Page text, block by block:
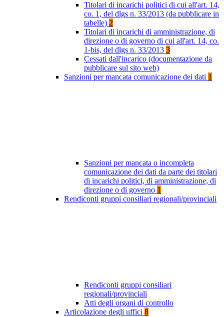
Titolari di incarichi politici di cui all'art. 14,
co. 1, del dlgs n. 33/2013 (da pubblicare in
tabelle) 2
Titolari di incarichi di amministrazione, di
direzione o di governo di cui all'art. 14, co.
1-bis, del dlgs n. 33/2013 3
Cessati dall'incarico (documentazione da
pubblicare sul sito web)
Sanzioni per mancata comunicazione dei dati 1
Sanzioni per mancata o incompleta
comunicazione dei dati da parte dei titolari
di incarichi politici, di amministrazione, di
direzione o di governo 1
Rendiconti gruppi consiliari regionali/provinciali
Rendiconti gruppi consiliari
regionali/provinciali
Atti degli organi di controllo
Articolazione degli uffici 8